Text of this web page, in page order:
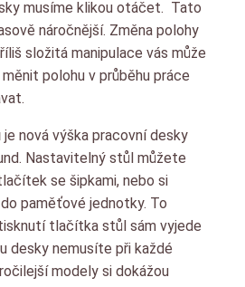
musíme klikou otáčet. Tato
náročnější. Změna polohy
složitá manipulace vás může
polohu v průběhu práce
je nová výška pracovní desky
Nastavitelný stůl můžete
se šipkami, nebo si
paměťové jednotky. To
tlačítka stůl sám vyjede
desky nemusíte při každé
modely si dokážou